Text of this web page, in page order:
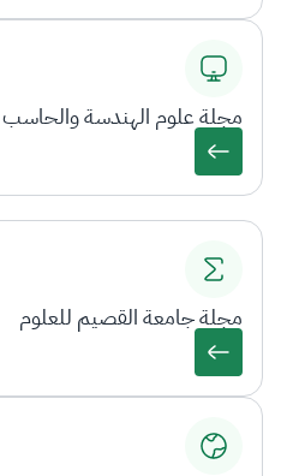
مجلة علوم الهندسة والحاسب
مجلة جامعة القصيم للعلوم